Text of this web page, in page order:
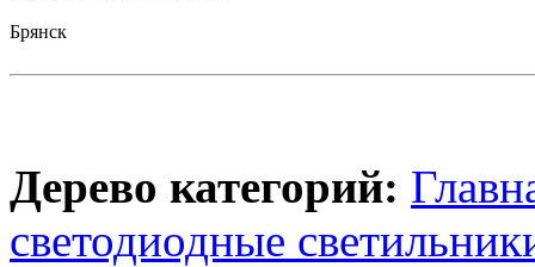
Брянск
Дерево категорий:
светодиодные